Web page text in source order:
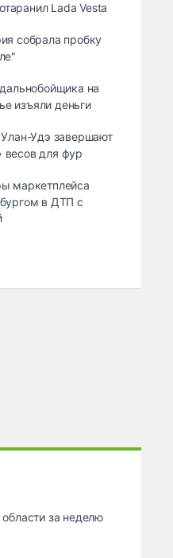
Lada Vesta
собрала пробку
на
изъяли деньги
Удэ зaвepшaют
вecoв для фyp
маркетплейса
в ДТП с
за неделю